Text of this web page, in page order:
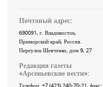
Почтовый адрес:
690091, г. Владивосток,
Приморский край, Россия
Переулок Шевченко, дом 9, 27
Редакция газеты
«Арсеньевские вести»:
Телефон: +7 (423) 240-70-21, факс: